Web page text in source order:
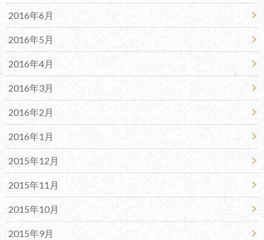
2016年6月
2016年5月
2016年4月
2016年3月
2016年2月
2016年1月
2015年12月
2015年11月
2015年10月
2015年9月